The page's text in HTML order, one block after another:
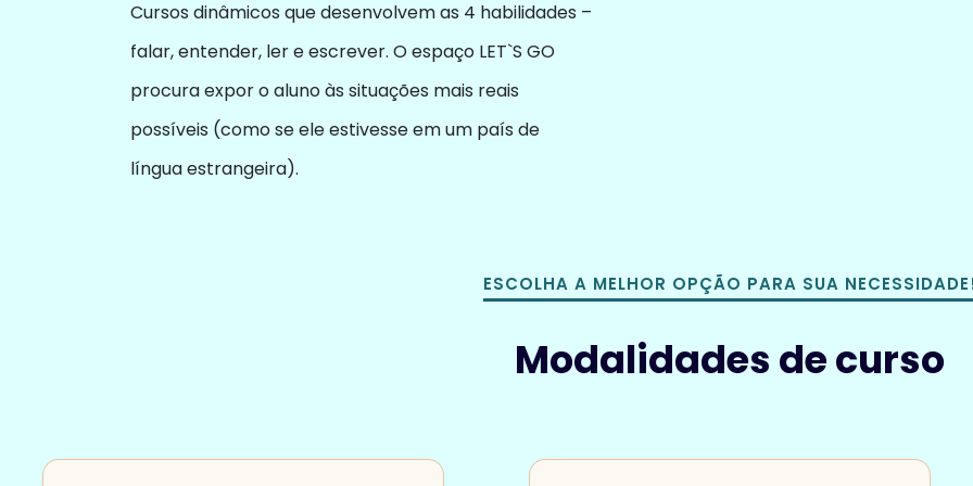
Cursos dinâmicos que desenvolvem as 4 habilidades –
falar, entender, ler e escrever. O espaço LET`S GO
procura expor o aluno às situações mais reais
possíveis (como se ele estivesse em um país de
língua estrangeira).
ESCOLHA A MELHOR OPÇÃO PARA SUA
Modalidades de curso